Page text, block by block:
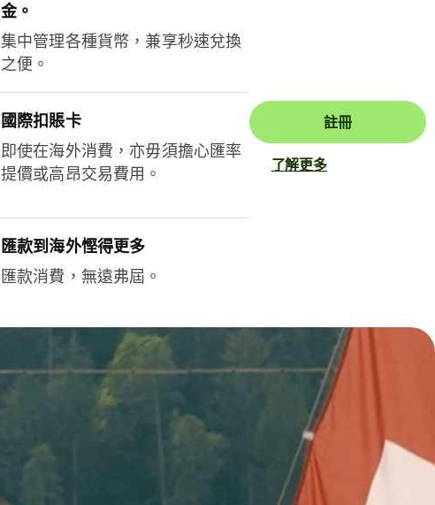
金。
集中管理各種貨幣，兼享秒速兌換
之便。
國際扣賬卡
即使在海外消費，亦毋須擔心匯率
提價或高昂交易費用。
匯款到海外慳得更多
匯款消費，無遠弗屆。
註冊
了解更多